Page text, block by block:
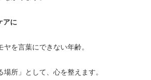
アに
を言葉にできない年齢。
場所」として、心を整えます。